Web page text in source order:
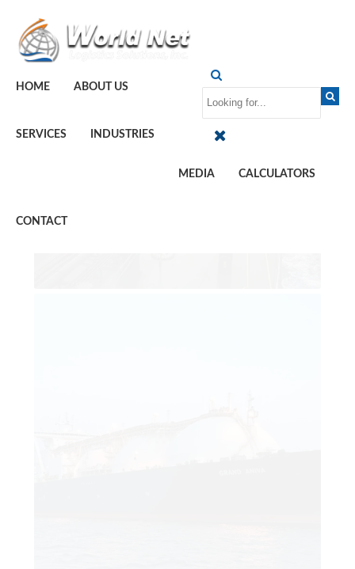
HOME ABOUT US
SERVICES INDUSTRIES
MEDIA CALCULATORS
CONTACT